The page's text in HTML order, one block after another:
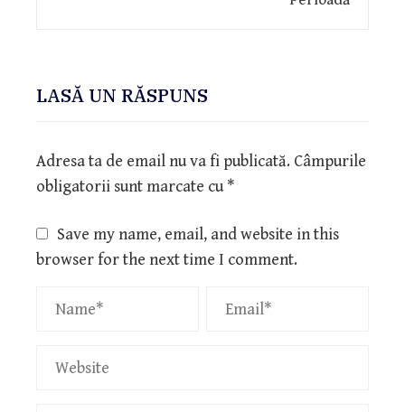
LASĂ UN RĂSPUNS
Adresa ta de email nu va fi publicată. Câmpurile
obligatorii sunt marcate cu*
Save my name, email, and website in this
browser for the next time I comment.